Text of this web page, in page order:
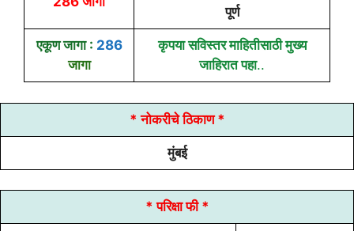
पूर्ण
एकूण जागा : 286
जागा
कृपया सविस्तर माहितीसाठी मुख्य
जाहिरात पहा..
* नोकरीचे ठिकाण *
मुंबई
* परिक्षा फी *